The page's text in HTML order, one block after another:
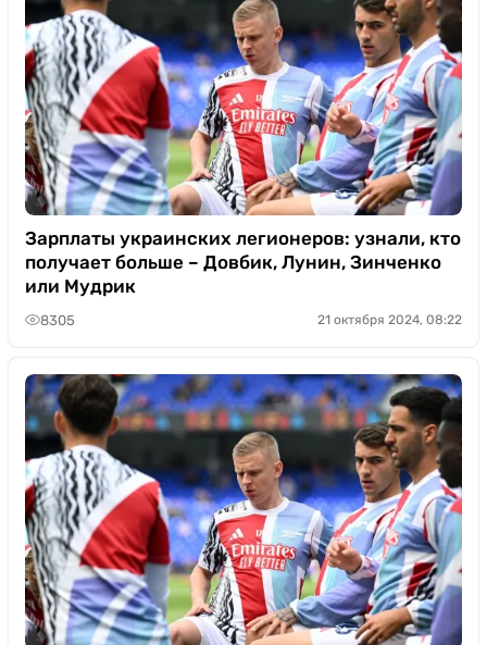
Зарплаты украинских легионеров: узнали, кто
получает больше – Довбик, Лунин, Зинченко
или Мудрик
8305 21 октября 2024, 08:22